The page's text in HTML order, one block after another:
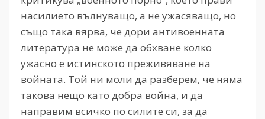
насилието вълнуващо, а не ужасяващо, но
също така вярва, че дори антивоенната
литература не може да обхване колко
ужасно е истинското преживяване на
войната. Той ни моли да разберем, че няма
такова нещо като добра война, и да
направим всичко по силите си, за да